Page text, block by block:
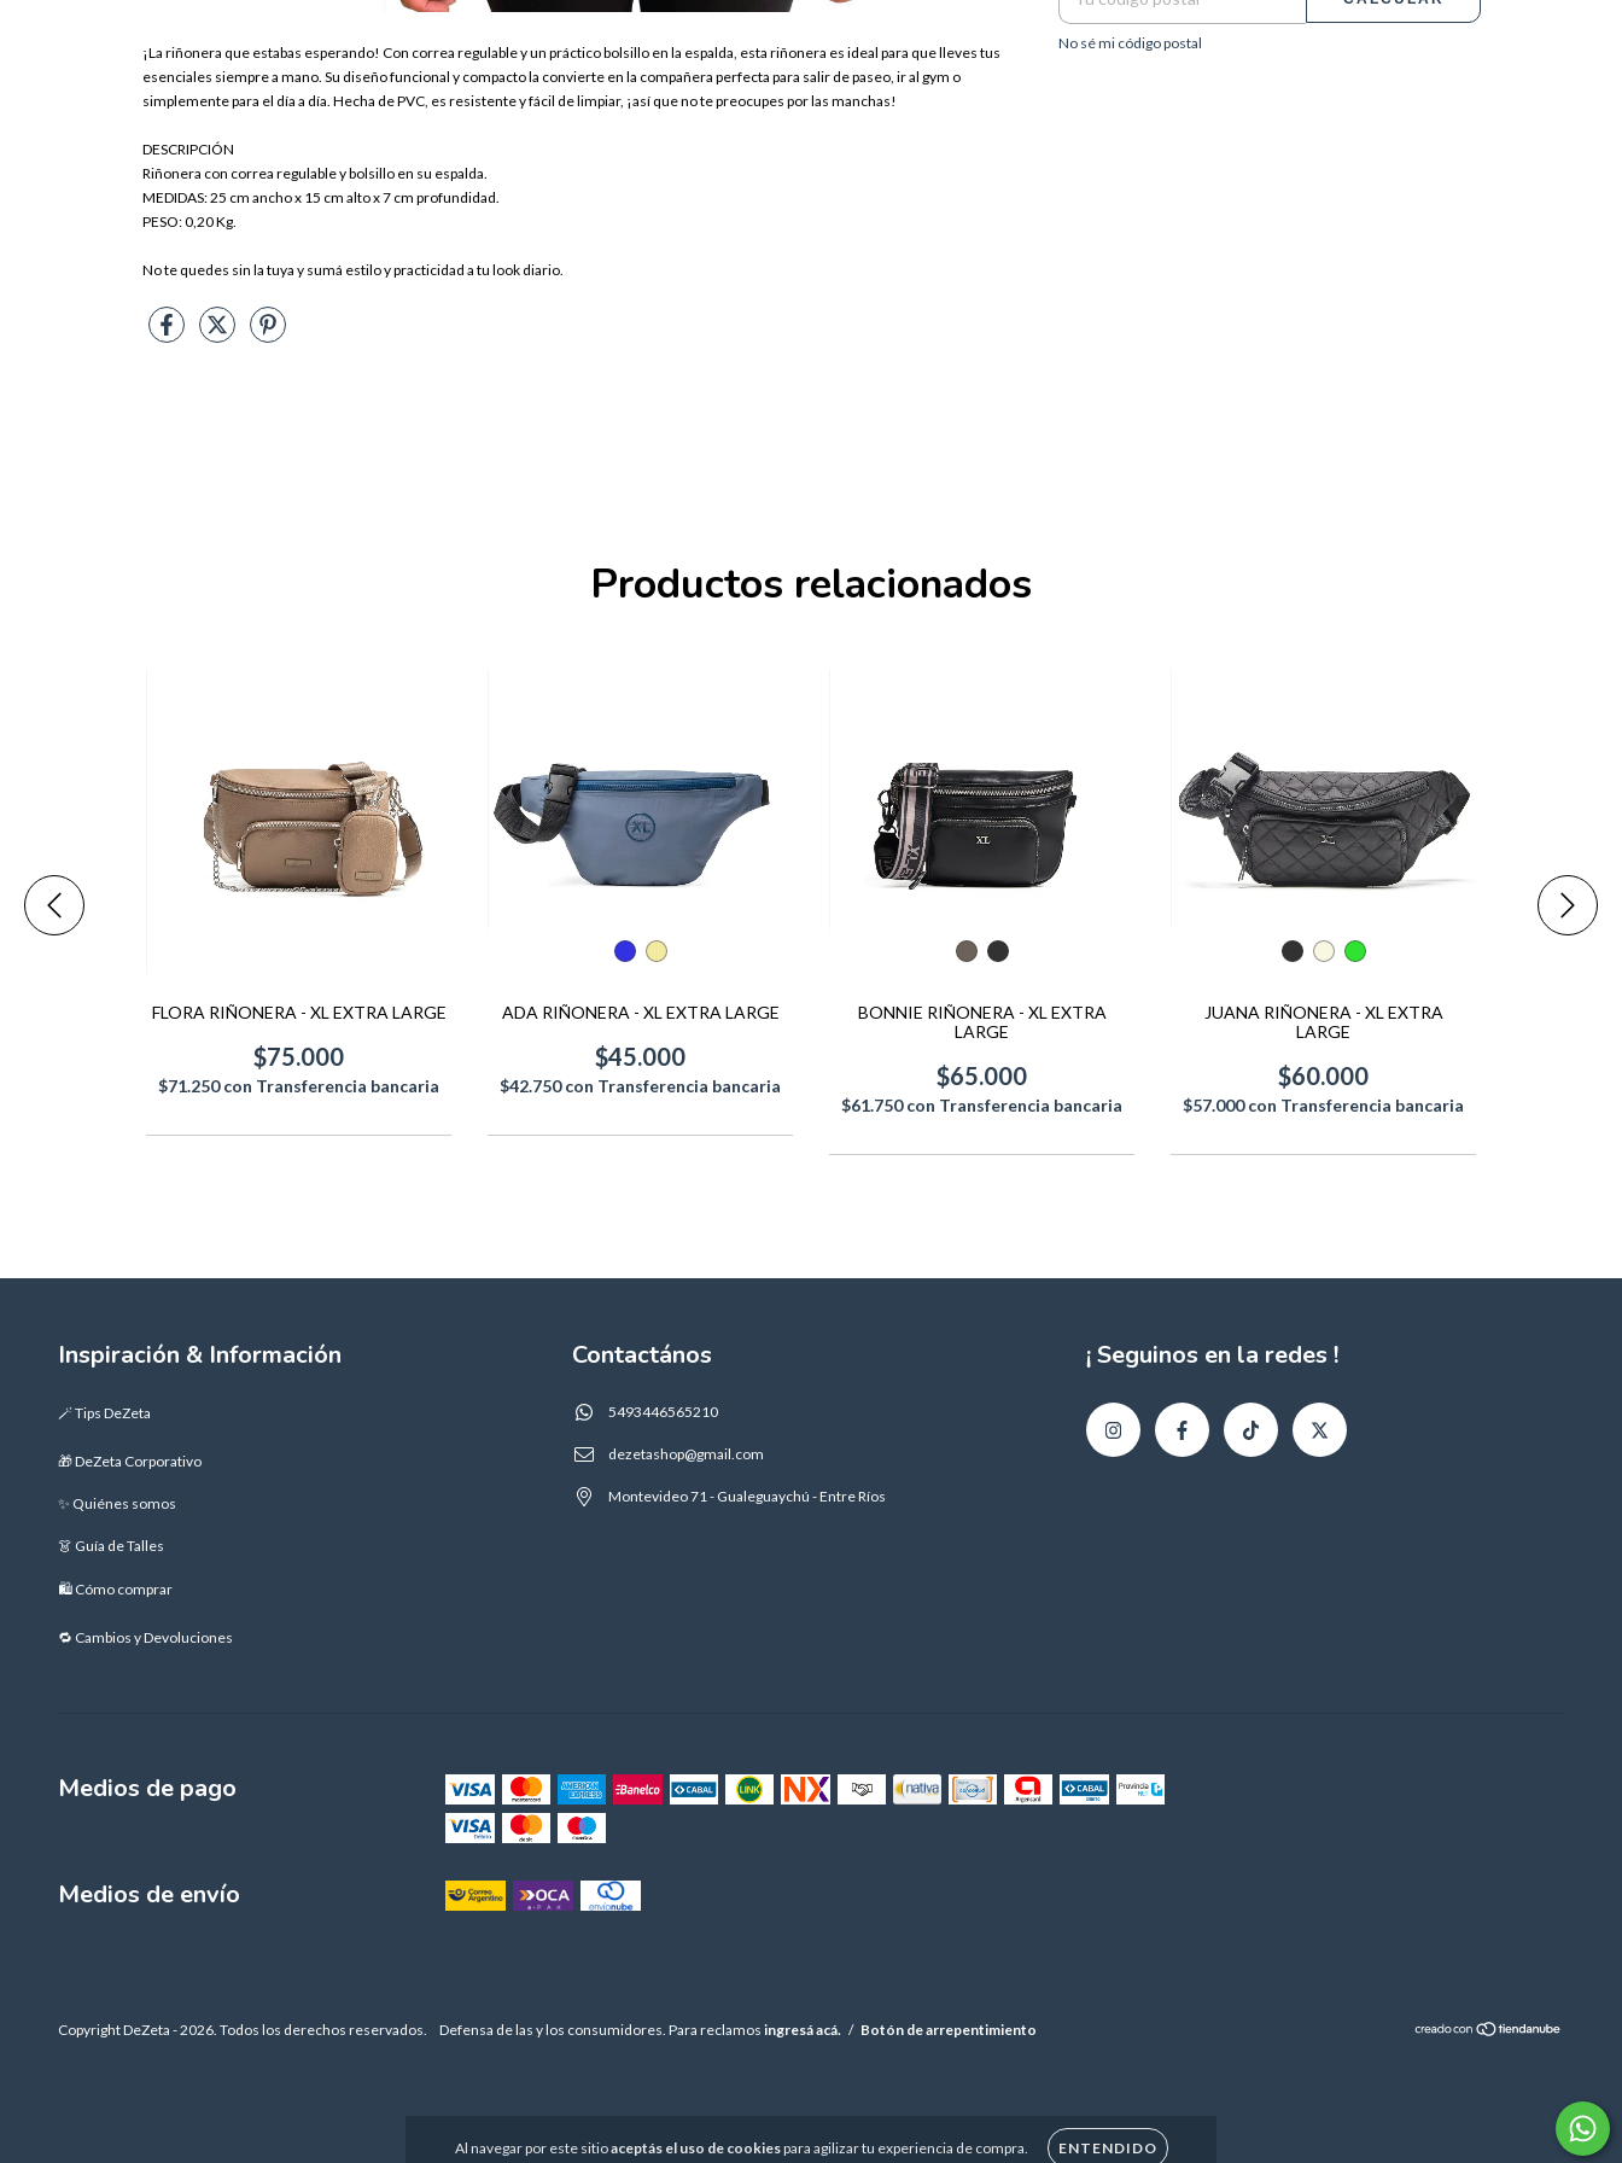
Al navegar por este sitioaceptás el uso de cookiespara agilizar tu experiencia de compra. ENTENDIDO
¡La riñonera que estabas esperando! Con correa regulable y un práctico bolsillo en la espalda, esta riñonera es ideal para que lleves tus
esenciales siempre a mano. Su diseño funcional y compacto la convierte en la compañera perfecta para salir de paseo, ir al gym o
simplemente para el día a día. Hecha de PVC, es resistente y fácil de limpiar, ¡así que no te preocupes por las manchas!
DESCRIPCIÓN
Riñonera con correa regulable y bolsillo en su espalda.
MEDIDAS: 25 cm ancho x 15 cm alto x 7 cm profundidad.
PESO: 0,20 Kg.
No te quedes sin la tuya y sumá estilo y practicidad a tu look diario.
No sé mi código postal
Productos relacionados
FLORA RIÑONERA - XL EXTRA LARGE
$75.000
$71.250con Transferencia bancaria
ADA RIÑONERA - XL EXTRA LARGE
$45.000
$42.750con Transferencia bancaria
BONNIE RIÑONERA - XL EXTRA
LARGE
$65.000
$61.750con Transferencia bancaria
JUANA RIÑONERA - XL EXTRA
LARGE
$60.000
$57.000con Transferencia bancaria
Inspiración & Información
🪄 Tips DeZeta
🎁 DeZeta Corporativo
✨ Quiénes somos
👗 Guía de Talles
🛍️ Cómo comprar
🔁 Cambios y Devoluciones
Contactános
5493446565210
dezetashop@gmail.com
Montevideo 71 - Gualeguaychú - Entre Ríos
¡ Seguinos en la redes !
Medios de pago
Medios de envío
Copyright DeZeta - 2026. Todos los derechos reservados. Defensa de las y los consumidores. Para reclamos ingresá acá. / Botón de arrepentimiento